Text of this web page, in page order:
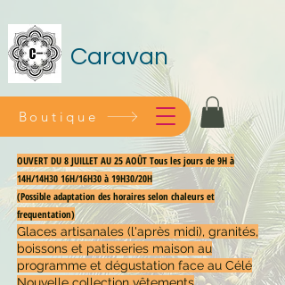
Caravan
OUVERT DU 8 JUILLET AU 25 AOÛT Tous les jours de 9H à
14H/14H30 16H/16H30 à 19H30/20H
(Possible adaptation des horaires selon chaleurs et
frequentation)
Glaces artisanales (l'après midi), granités,
boissons et patisseries maison au
programme et dégustation face au Célé
Nouvelle collection vêtements
Boutique